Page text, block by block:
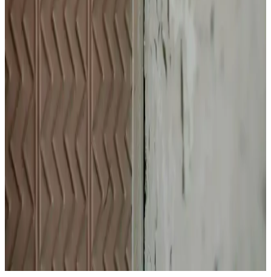
Saç İçindeki Kimyasal Bağların Onarımı ve Bağ
Onarıcı Ürünlerin Etkinliği
Saçtaki kimyasal bağların yapısı, hasar ve kırılma süreçleri ile bağ
onarıcı ürünlerin çalışma prensipleri detaylı şekilde incelenmektedir.
Ürünlerin etkinliği ve kullanım alanları bilimsel veriler ışığında
değerlendirilir.
Matsu Bonding Sac Maskesi: Saç Sağlığını
Destekleyen Güçlü ve Besleyici Formülasyon
Matsu Bonding Sac Maskesi, saçların güçlenmesine ve sağlıklı
görünmesine yardımcı olan besleyici içeriklerle formüle edilmiştir.
Düzenli kullanımda saç bakımında etkili sonuçlar sağlar.
2023 Yılında Saç Dökülmesine Karşı Etkili Bakım
Ürünleri ve Kullanım Tavsiyeleri
2023 yılında piyasaya çıkan saç bakım ürünleri, saç dökülmesini
kullanım ve doğru ürün seçimiyle saçlarınız daha sağlıklı ve dirençli
hale gelir.